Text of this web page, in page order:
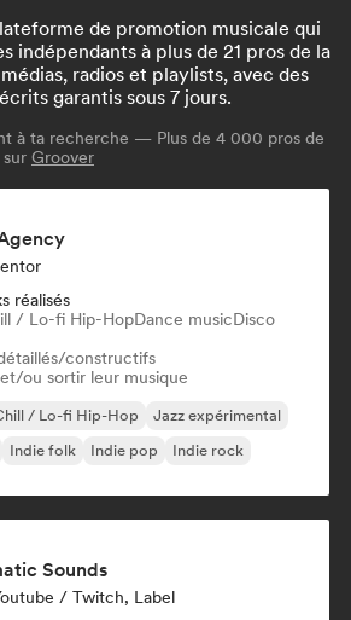
de promotion musicale qui
indépendants à plus de 21 pros de la
radios et playlists, avec des
garantis sous 7 jours.
à ta recherche — Plus de 4 000 pros de
sur Groover
réalisés
/ Lo-fi Hip-HopDance musicDisco
constructifs
ou sortir leur musique
/ Lo-fi Hip-Hop
Jazz expérimental
Indie folk Indie pop Indie rock
Sounds
/ Twitch, Label